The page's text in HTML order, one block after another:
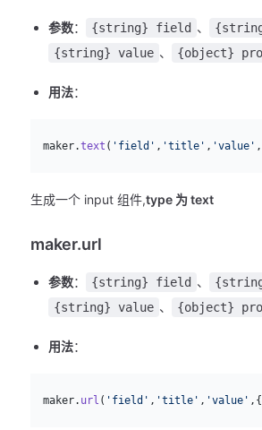
参数： {string} field 、
{string} value 、 {object}
用法：
  maker.
text ( 'field' , 'title' , 'value'
生成一个 input 组件,type 为 text
maker.url
参数： {string} field 、
{string} value 、 {object}
用法：
  maker.
url ( 'field' , 'title' , 'value'